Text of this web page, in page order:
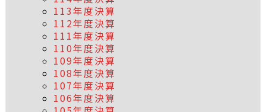
113年度決算
112年度決算
111年度決算
110年度決算
109年度決算
108年度決算
107年度決算
106年度決算